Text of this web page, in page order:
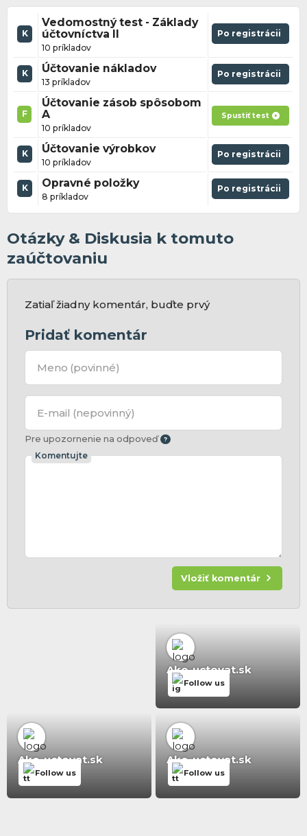
K
Vedomostný test - Základy
účtovníctva II
10 príkladov
Po registrácii
K Účtovanie nákladov
13 príkladov
Po registrácii
F
Účtovanie zásob spôsobom
A
10 príkladov
Spustiť test
K Účtovanie výrobkov
10 príkladov
Po registrácii
K Opravné položky
8 príkladov
Po registrácii
Otázky & Diskusia k tomuto
zaúčtovaniu
Zatiaľ žiadny komentár, buďte prvý
Pridať komentár
Meno (povinné)
E-mail (nepovinný)
Pre upozornenie na odpoveď
Komentujte
Vložiť komentár
Ako-uctovat.sk
Follow us
Ako-uctovat.sk
Follow us
Ako-uctovat.sk
Follow us